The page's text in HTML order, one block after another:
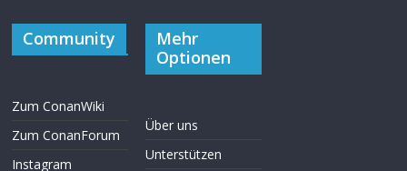
Community
Zum ConanWiki
Zum ConanForum
Instagram
Mehr
Optionen
Über uns
Unterstützen